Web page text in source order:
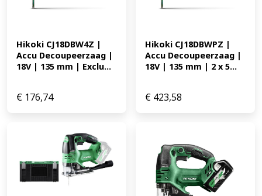
Hikoki CJ18DBW4Z |
Accu Decoupeerzaag |
18V | 135 mm | Exclu...
€ 176,74
Hikoki CJ18DBWPZ |
Accu Decoupeerzaag |
18V | 135 mm | 2 x 5...
€ 423,58